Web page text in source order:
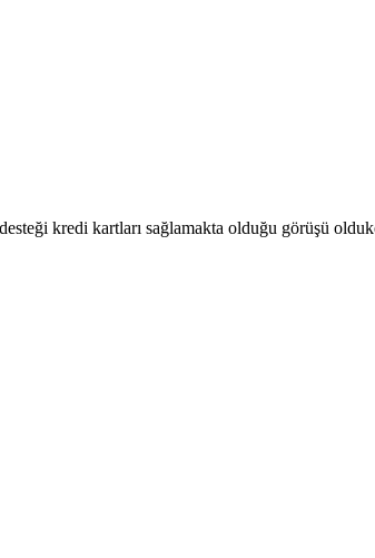
kredi kartları sağlamakta olduğu görüşü